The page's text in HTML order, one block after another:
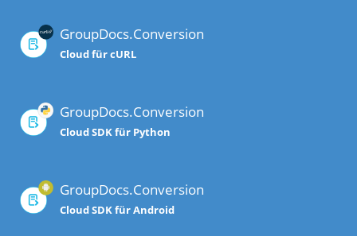
GroupDocs.Conversion
Cloud für cURL
GroupDocs.Conversion
Cloud SDK für Python
GroupDocs.Conversion
Cloud SDK für Android